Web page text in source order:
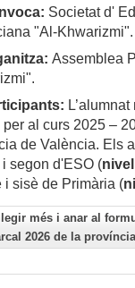
Societat d'
"Al-Khwarizmi".
Assemblea
per al curs 2025 –
de València. Els
i segon d'ESO (
i sisè de Primària (
més i anar al
2026 de la